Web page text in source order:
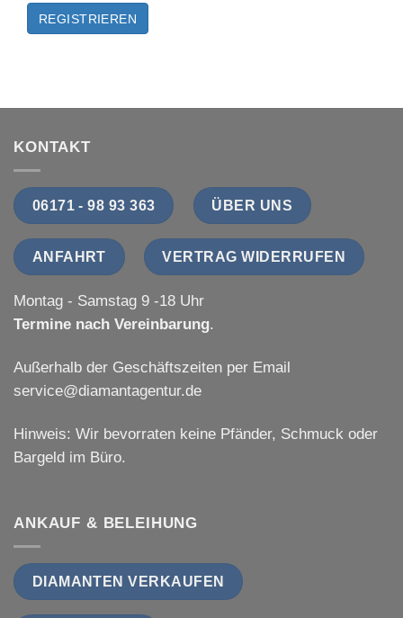
KONTAKT
06171 - 98 93 363 ÜBER UNS
ANFAHRT VERTRAG WIDERRUFEN
Montag - Samstag 9 -18 Uhr
Termine nach Vereinbarung.
Außerhalb der Geschäftszeiten per Email
service@diamantagentur.de
Hinweis: Wir bevorraten keine Pfänder, Schmuck oder
Bargeld im Büro.
ANKAUF & BELEIHUNG
DIAMANTEN VERKAUFEN